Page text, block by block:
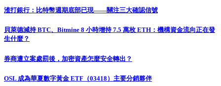
渣打銀行：比特幣週期底部已現——關注三大確認信號
貝萊德減持 BTC、Bitmine 8 小時增持 7.5 萬枚 ETH：機構資金流向正在發
生什麼？
券商遭立案處罰後，加密資產怎麼安全轉出？
OSL 成為華夏數字黃金 ETF（03418）主要分銷夥伴